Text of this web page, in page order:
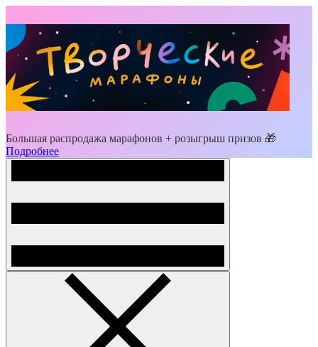
Большая распродажа марафонов + розыгрыш призов 🎁
Подробнее